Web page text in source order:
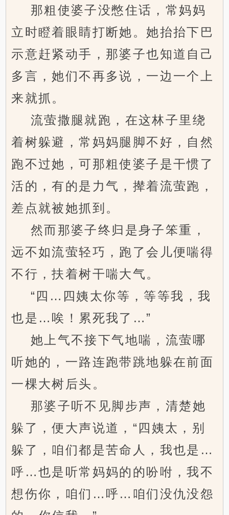
那粗使婆子没憋住话，常妈妈
立时瞪着眼睛打断她。她抬抬下巴
示意赶紧动手，那婆子也知道自己
多言，她们不再多说，一边一个上
来就抓。
流萤撒腿就跑，在这林子里绕
着树躲避，常妈妈腿脚不好，自然
跑不过她，可那粗使婆子是干惯了
活的，有的是力气，撵着流萤跑，
差点就被她抓到。
然而那婆子终归是身子笨重，
远不如流萤轻巧，跑了会儿便喘得
不行，扶着树干喘大气。
“四…四姨太你等，等等我，我
也是…唉！累死我了…”
她上气不接下气地喘，流萤哪
听她的，一路连跑带跳地躲在前面
一棵大树后头。
那婆子听不见脚步声，清楚她
躲了，便大声说道，“四姨太，别
躲了，咱们都是苦命人，我也是…
呼…也是听常妈妈的的吩咐，我不
想伤你，咱们…呼…咱们没仇没怨